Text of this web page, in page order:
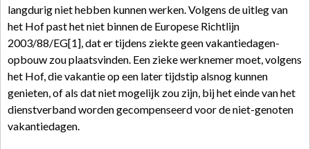
langdurig niet hebben kunnen werken. Volgens de uitleg van
het Hof past het niet binnen de Europese Richtlijn
2003/88/EG[1], dat er tijdens ziekte geen vakantiedagen-
opbouw zou plaatsvinden. Een zieke werknemer moet, volgens
het Hof, die vakantie op een later tijdstip alsnog kunnen
genieten, of als dat niet mogelijk zou zijn, bij het einde van het
dienstverband worden gecompenseerd voor de niet-genoten
vakantiedagen.